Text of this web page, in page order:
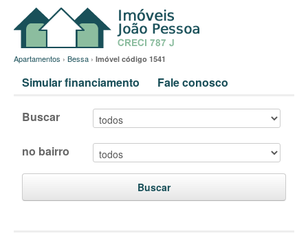
Apartamentos › Bessa › Imóvel código 1541
Simular financiamento Fale conosco
Buscar
no bairro
Buscar